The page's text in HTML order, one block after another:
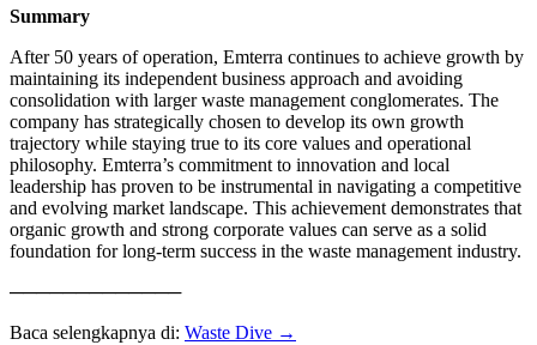
Summary
After 50 years of operation, Emterra continues to achieve growth by
maintaining its independent business approach and avoiding
consolidation with larger waste management conglomerates. The
company has strategically chosen to develop its own growth
trajectory while staying true to its core values and operational
philosophy. Emterra’s commitment to innovation and local
leadership has proven to be instrumental in navigating a competitive
and evolving market landscape. This achievement demonstrates that
organic growth and strong corporate values can serve as a solid
foundation for long-term success in the waste management industry.
─────────────
Baca selengkapnya di: Waste Dive →